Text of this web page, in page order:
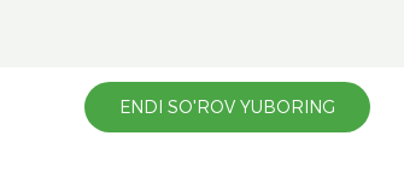
ENDI SO'ROV YUBORING